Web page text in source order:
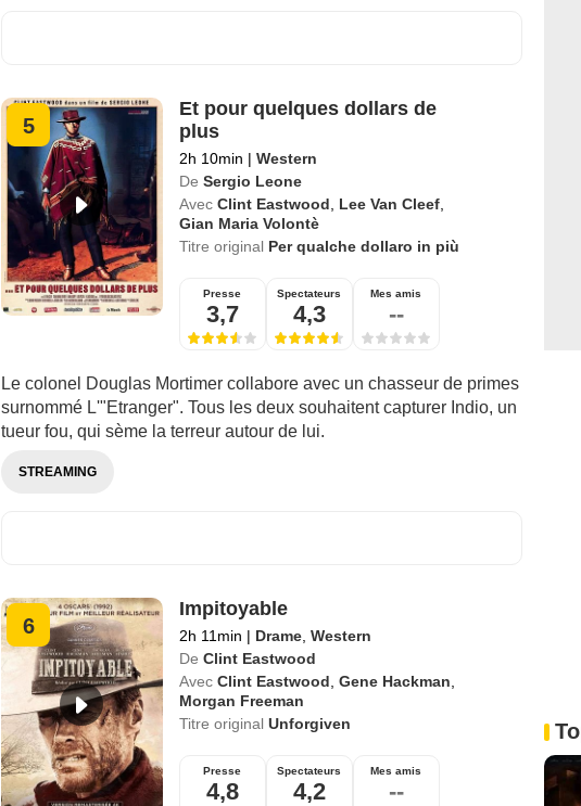
5
Et pour quelques dollars de
plus
2h 10min | Western
De Sergio Leone
Avec Clint Eastwood Lee Van Cleef,
Gian Maria Volontè
Titre original Per qualche dollaro in più
Presse
3,7
Spectateurs
4,3
Mes amis
--
Le colonel Douglas Mortimer collabore avec un chasseur de primes
surnommé L'"Etranger". Tous les deux souhaitent capturer Indio, un
tueur fou, qui sème la terreur autour de lui.
STREAMING
6
Impitoyable
2h 11min | Drame, Western
De Clint Eastwood
Avec Clint Eastwood Gene Hackman
Morgan Freeman
Titre original Unforgiven
Presse
4,8
Spectateurs
4,2
Mes amis
--